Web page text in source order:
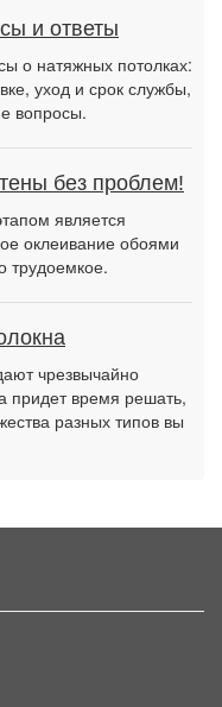
и ответы
о натяжных потолках:
уход и срок службы,
вопросы.
без проблем!
является
оклеивание обоями
трудоемкое.
чрезвычайно
придет время решать,
разных типов вы